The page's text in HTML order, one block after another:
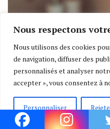
Nous respectons
Nous utilisons des cookies
de navigation, diffuser des
personnalisés et analyser
accepter », vous consentez à
Personnaliser